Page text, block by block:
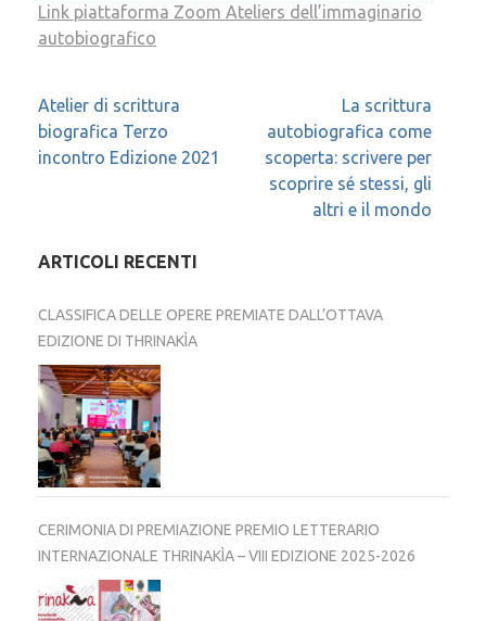
Link piattaforma Zoom Ateliers dell’immaginario
autobiografico
Navigazione
articoli
Atelier di scrittura
biografica Terzo
incontro Edizione 2021
La scrittura
autobiografica come
scoperta: scrivere per
scoprire sé stessi, gli
altri e il mondo
ARTICOLI RECENTI
CLASSIFICA DELLE OPERE PREMIATE DALL’OTTAVA
EDIZIONE DI THRINAKÌA
CERIMONIA DI PREMIAZIONE PREMIO LETTERARIO
INTERNAZIONALE THRINAKÌA – VIII EDIZIONE 2025-2026